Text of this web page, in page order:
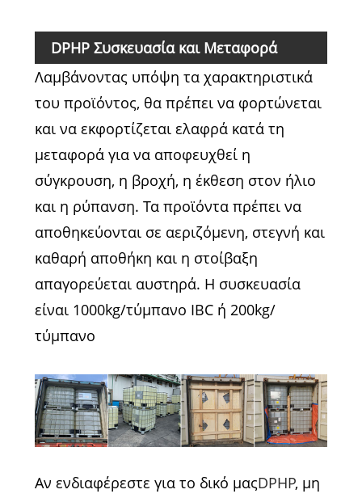
DPHP Συσκευασία και Μεταφορά
Λαμβάνοντας υπόψη τα χαρακτηριστικά
του προϊόντος, θα πρέπει να φορτώνεται
και να εκφορτίζεται ελαφρά κατά τη
μεταφορά για να αποφευχθεί η
σύγκρουση, η βροχή, η έκθεση στον ήλιο
και η ρύπανση. Τα προϊόντα πρέπει να
αποθηκεύονται σε αεριζόμενη, στεγνή και
καθαρή αποθήκη και η στοίβαξη
απαγορεύεται αυστηρά. Η συσκευασία
είναι 1000kg/τύμπανο IBC ή 200kg/
τύμπανο
Αν ενδιαφέρεστε για το δικό μαςDPHP, μη